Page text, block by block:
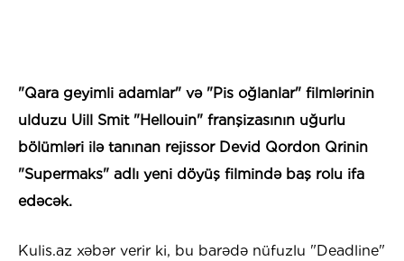
"Qara geyimli adamlar" və "Pis oğlanlar" filmlərinin
ulduzu Uill Smit "Hellouin" franşizasının uğurlu
bölümləri ilə tanınan rejissor Devid Qordon Qrinin
"Supermaks" adlı yeni döyüş filmində baş rolu ifa
edəcək.
Kulis.az xəbər verir ki, bu barədə nüfuzlu "Deadline"